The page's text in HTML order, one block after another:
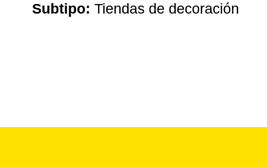
Subtipo: Tiendas de decoración